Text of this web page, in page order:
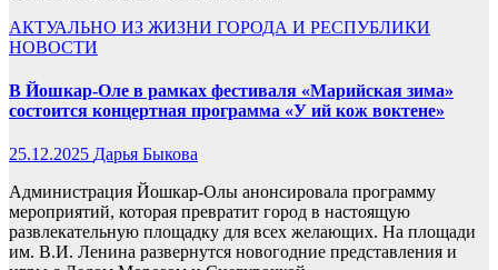
АКТУАЛЬНО ИЗ ЖИЗНИ ГОРОДА И РЕСПУБЛИКИ
НОВОСТИ
В Йошкар-Оле в рамках фестиваля «Марийская зима»
состоится концертная программа «У ий кож воктене»
25.12.2025 Дарья Быкова
Администрация Йошкар-Олы анонсировала программу
мероприятий, которая превратит город в настоящую
развлекательную площадку для всех желающих. На площади
им. В.И. Ленина развернутся новогодние представления и